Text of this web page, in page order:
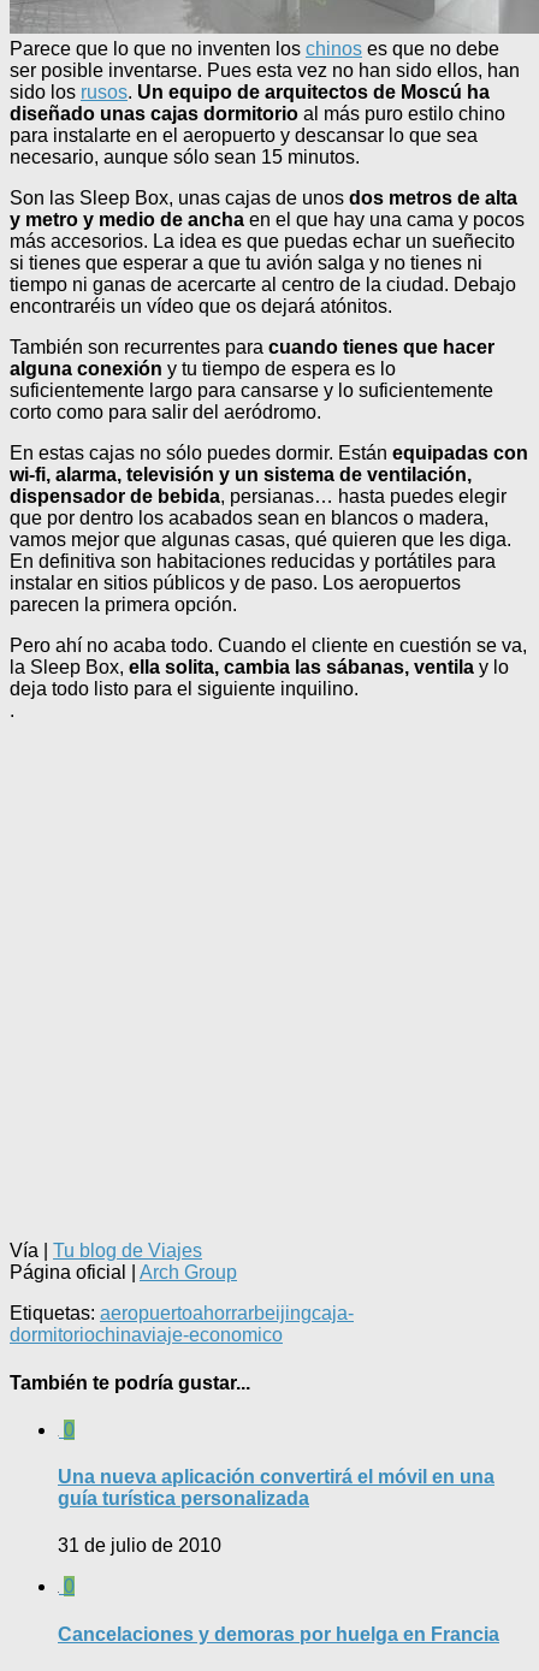
Parece que lo que no inventen los chinos es que no debe
ser posible inventarse. Pues esta vez no han sido ellos, han
sido los rusos. Un equipo de arquitectos de Moscú ha
diseñado unas cajas dormitorio al más puro estilo chino
para instalarte en el aeropuerto y descansar lo que sea
necesario, aunque sólo sean 15 minutos.
Son las Sleep Box, unas cajas de unos dos metros de alta
y metro y medio de ancha en el que hay una cama y pocos
más accesorios. La idea es que puedas echar un sueñecito
si tienes que esperar a que tu avión salga y no tienes ni
tiempo ni ganas de acercarte al centro de la ciudad. Debajo
encontraréis un vídeo que os dejará atónitos.
También son recurrentes para cuando tienes que hacer
alguna conexión y tu tiempo de espera es lo
suficientemente largo para cansarse y lo suficientemente
corto como para salir del aeródromo.
En estas cajas no sólo puedes dormir. Están equipadas con
wi-fi, alarma, televisión y un sistema de ventilación,
dispensador de bebida, persianas… hasta puedes elegir
que por dentro los acabados sean en blancos o madera,
vamos mejor que algunas casas, qué quieren que les diga.
En definitiva son habitaciones reducidas y portátiles para
instalar en sitios públicos y de paso. Los aeropuertos
parecen la primera opción.
Pero ahí no acaba todo. Cuando el cliente en cuestión se va,
la Sleep Box, ella solita, cambia las sábanas, ventila y lo
deja todo listo para el siguiente inquilino.
.
Vía | Tu blog de Viajes
Página oficial | Arch Group
Etiquetas: aeropuertoahorrarbeijingcaja-
dormitoriochinaviaje-economico
También te podría gustar...
0
Una nueva aplicación convertirá el móvil en una
guía turística personalizada
31 de julio de 2010
0
Cancelaciones y demoras por huelga en Francia